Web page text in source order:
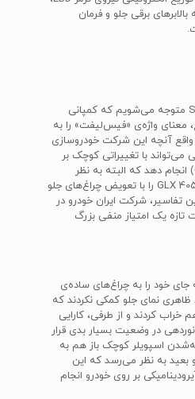
برقی جلو و فرمان
با نگاه اولیه به پژو 405 SLX متوجه می‌شویم که کمپانی
معنای واژه‌ی «فیس‌لیفت» را به
آنچه این شرکت خودروسازی
می‌تواند با تغییراتی کوچک بر
روی پژو 405 معمولی (GLX) انجام دهد که البته به نظر
نمی‌رسد کسی ظاهر زیبای 405 GLX را با تعویض چراغ‌های جلو
تفاسیر، شرکت ایران خودرو در
یک امتیاز منفی بزرگ
خود را به چراغ‌های ساده‌ی
ظاهری نمای جلو کمکی نکردند که
کردند و از طرفی، کارایی
در وضعیت بسیار بدی قرار
اسپویلر کوچک باز هم به
بعید به نظر می‌رسد که این
بر روی خودرو انجام